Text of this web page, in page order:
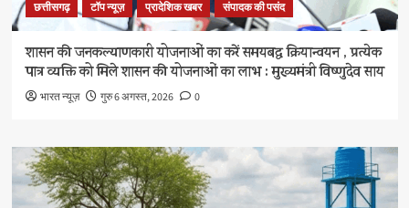
छत्तीसगढ़ टॉप न्यूज़ प्रादेशिक खबर संपादक की पसंद
शासन की जनकल्याणकारी योजनाओं का करें समयबद्ध क्रियान्वयन , प्रत्येक
पात्र व्यक्ति को मिले शासन की योजनाओं का लाभ : मुख्यमंत्री विष्णुदेव साय
भारत न्यूज़ गुरु 6 अगस्त, 2026 0